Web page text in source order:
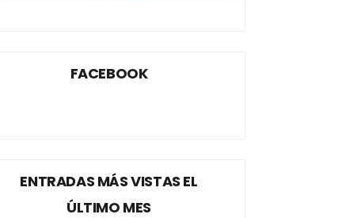
FACEBOOK
ENTRADAS MÁS VISTAS EL
ÚLTIMO MES